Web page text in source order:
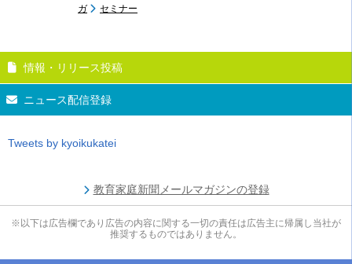
ガ
セミナー
情報・リリース投稿
ニュース配信登録
Tweets by kyoikukatei
教育家庭新聞メールマガジンの登録
※以下は広告欄であり広告の内容に関する一切の責任は広告主に帰属し当社が
推奨するものではありません。